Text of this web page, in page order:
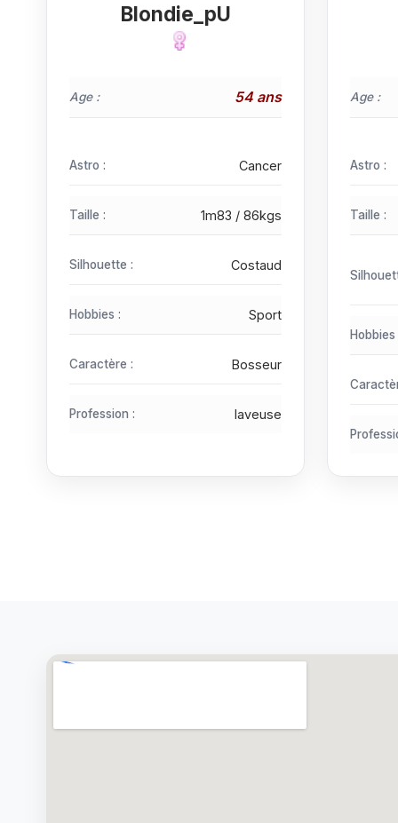
Blondie_pU
Age : 54 ans
Astro : Cancer
Taille : 1m83 / 86kgs
Silhouette : Costaud
Hobbies : Sport
Caractère : Bosseur
Profession : laveuse
Age :
Astro :
Taille :
Hobbies